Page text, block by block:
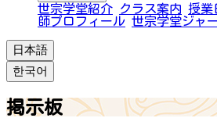
世宗学堂紹介 クラス案内 授業
師プロフィール 世宗学堂ジャ
日本語
한국어
掲示板